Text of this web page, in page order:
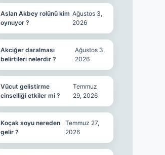
Aslan Akbey rolünü kim
oynuyor ?
Ağustos 3,
2026
Akciğer daralması
belirtileri nelerdir ?
Ağustos 3,
2026
Vücut gelistirme
cinselliği etkiler mi ?
Temmuz
29, 2026
Koçak soyu nereden
gelir ?
Temmuz 27,
2026